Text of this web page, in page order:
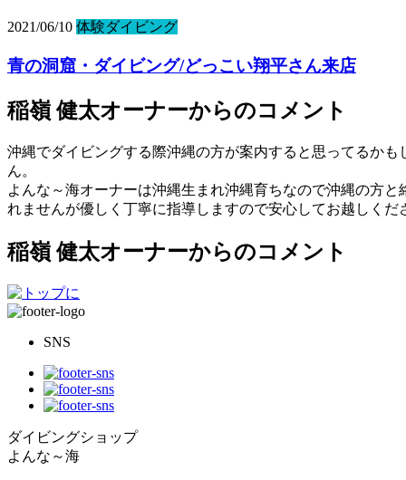
2021/06/10 体験ダイビング
青の洞窟・ダイビング/どっこい翔平さん来店
稲嶺 健太オーナーからのコメント
沖縄でダイビングする際沖縄の方が案内すると思ってるか
ん。
よんな～海オーナーは沖縄生まれ沖縄育ちなので沖縄の方
れませんが優しく丁寧に指導しますので安心してお越しくだ
稲嶺 健太オーナーからのコメント
SNS
ダイビングショップ
よんな～海